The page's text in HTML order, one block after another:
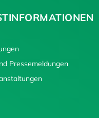
Pressemeldungen